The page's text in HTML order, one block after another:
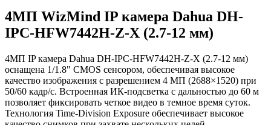
4МП WizMind IP камера Dahua DH-
IPC-HFW7442H-Z-X (2.7-12 мм)
4МП IP камера Dahua DH-IPC-HFW7442H-Z-X (2.7-12 мм)
оснащена 1/1.8" CMOS сенсором, обеспечивая высокое
качество изображения с разрешением 4 МП (2688×1520) при
50/60 кадр/с. Встроенная ИК-подсветка с дальностью до 60 м
позволяет фиксировать четкое видео в темное время суток.
Технология Time-Division Exposure обеспечивает высокое